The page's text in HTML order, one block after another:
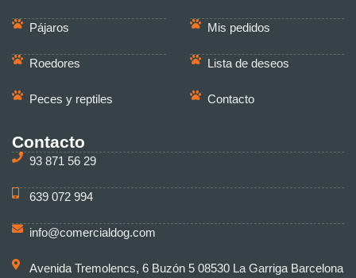
Pájaros
Roedores
Peces y reptiles
Mis pedidos
Lista de deseos
Contacto
Contacto
93 871 56 29
639 072 994
info@comercialdog.com
Avenida Tremolencs, 6 Buzón 5 08530 La Garriga Barcelona